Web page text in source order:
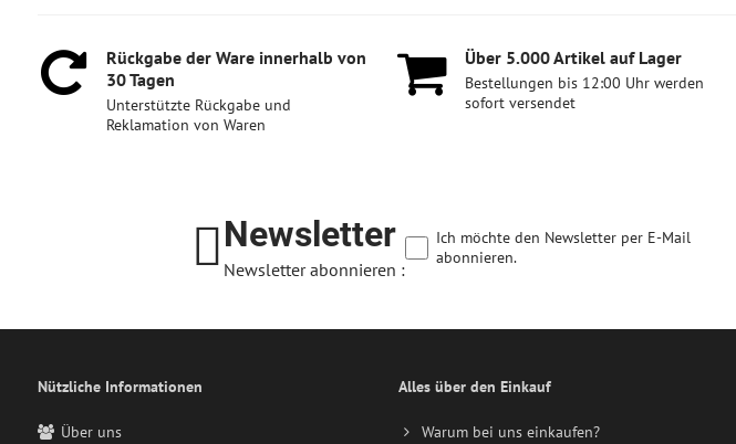
Rückgabe der Ware innerhalb von
30 Tagen
Unterstützte Rückgabe und
Reklamation von Waren
Über 5​.000 Artikel auf Lager
Bestellungen bis 12:00 Uhr werden
sofort versendet
Newsletter
Newsletter abonnieren :
Ich möchte den Newsletter per E-Mail
abonnieren.
Nützliche Informationen
Über uns
Alles über den Einkauf
Warum bei uns einkaufen?